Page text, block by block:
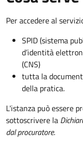
Per accedere al
SPID (sistema
d’identità
(CNS)
tutta la
della pratica.
L'istanza può essere
sottoscrivere la
dal procuratore.